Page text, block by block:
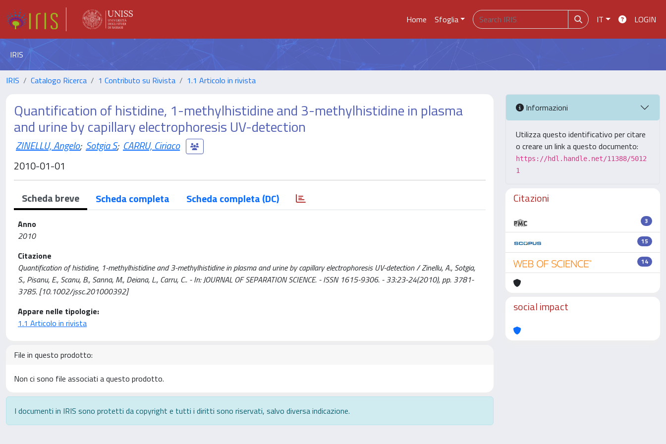
Home Sfoglia IT LOGIN
IRIS
IRIS Catalogo Ricerca 1 Contributo su Rivista 1.1 Articolo in rivista
Quantification of histidine, 1-methylhistidine and 3-methylhistidine in plasma
and urine by capillary electrophoresis UV-detection
ZINELLU, Angelo; Sotgia S; CARRU, Ciriaco
2010-01-01
Scheda breve Scheda completa Scheda completa (DC)
Anno
2010
Citazione
Quantification of histidine, 1-methylhistidine and 3-methylhistidine in plasma and urine by capillary electrophoresis UV-detection / Zinellu, A., Sotgia,
S., Pisanu, E., Scanu, B., Sanna, M., Deiana, L., Carru, C.. - In: JOURNAL OF SEPARATION SCIENCE. - ISSN 1615-9306. - 33:23-24(2010), pp. 3781-
3785. [10.1002/jssc.201000392]
Appare nelle tipologie:
1.1 Articolo in rivista
File in questo prodotto:
Non ci sono file associati a questo prodotto.
I documenti in IRIS sono protetti da copyright e tutti i diritti sono riservati, salvo diversa indicazione.
Informazioni
Utilizza questo identificativo per citare
o creare un link a questo documento:
https://hdl.handle.net/11388/5012
1
Citazioni
3
15
14
social impact